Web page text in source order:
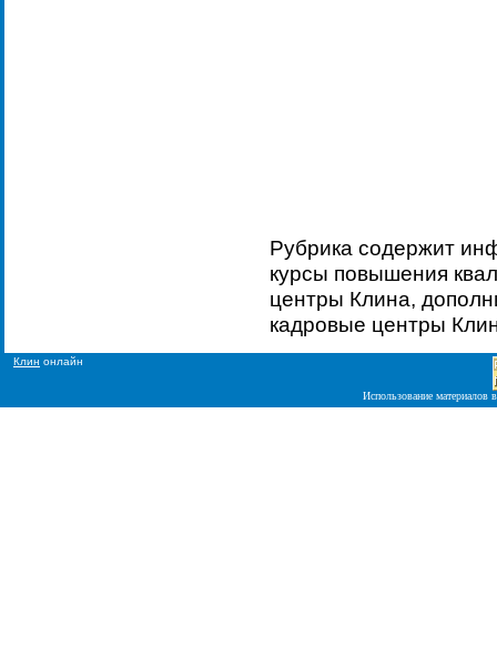
Рубрика содержит
курсы повышения
центры Клина,
кадровые центры
Клин онлайн
Использование материалов